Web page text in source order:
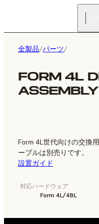
全製品/パーツ/
FORM 4L
ASSEMBLY
Form 4L世代向けの交換
ーブルは別売りです。
設置ガイド
対応ハードウェア
Form 4L/4BL